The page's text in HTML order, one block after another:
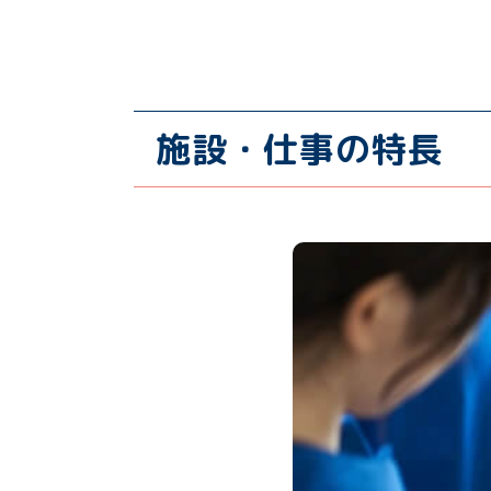
施設・仕事の特長